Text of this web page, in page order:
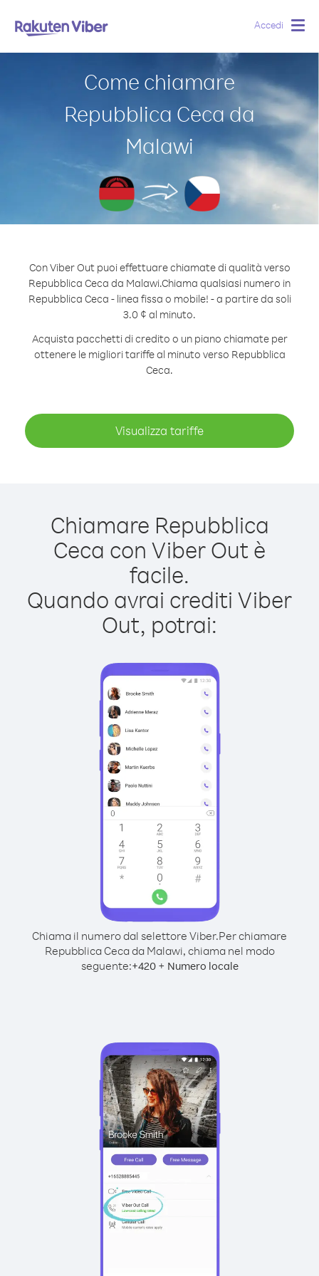
Accedi
Come chiamare
Repubblica Ceca da
Malawi
Con Viber Out puoi effettuare chiamate di qualità verso
Repubblica Ceca da Malawi.Chiama qualsiasi numero in
Repubblica Ceca - linea fissa o mobile! - a partire da soli
3.0 ¢ al minuto.
Acquista pacchetti di credito o un piano chiamate per
ottenere le migliori tariffe al minuto verso Repubblica
Ceca.
Visualizza tariffe
Chiamare Repubblica
Ceca con Viber Out è
facile.
Quando avrai crediti Viber
Out, potrai:
Chiama il numero dal selettore Viber.Per chiamare
Repubblica Ceca da Malawi, chiama nel modo
seguente:+420+ Numero locale